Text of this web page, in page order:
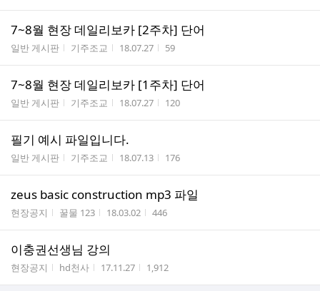
7~8월 현장 데일리보카 [2주차] 단어
게시판명
일반 게시판 작성자
기주조교 작성시간
18.07.27 조회수
59
7~8월 현장 데일리보카 [1주차] 단어
게시판명
일반 게시판 작성자
기주조교 작성시간
18.07.27 조회수
120
필기 예시 파일입니다.
게시판명
일반 게시판 작성자
기주조교 작성시간
18.07.13 조회수
176
zeus basic construction mp3 파일
게시판명
현장공지 작성자
꿀물 123 작성시간
18.03.02 조회수
446
이충권선생님 강의
게시판명
현장공지 작성자
hd천사 작성시간
17.11.27 조회수
1,912